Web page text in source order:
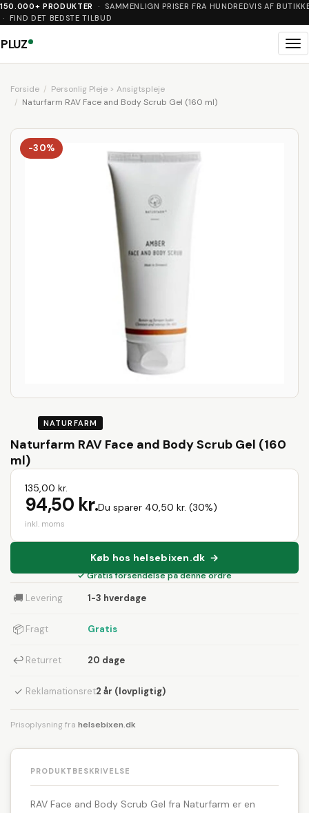
150.000+ PRODUKTER
· SAMMENLIGN PRISER FRA HUNDREDVIS AF
· FIND DET BEDSTE TILBUD
PLUZ
Forside
Personlig Pleje > Ansigtspleje
Naturfarm RAV Face and Body Scrub Gel (160 ml)
-30%
NATURFARM
Naturfarm RAV Face and Body Scrub Gel (160
ml)
135,00 kr.
94,50 kr.Du sparer 40,50 kr. (30%)
inkl. moms
Køb hos helsebixen.dk →
✓ Gratis forsendelse på denne ordre
🚚 Levering 1-3 hverdage
📦 Fragt Gratis
↩ Returret 20 dage
✓ Reklamationsret2 år (lovpligtig)
Prisoplysning fra helsebixen.dk
PRODUKTBESKRIVELSE
RAV Face and Body Scrub Gel fra Naturfarm er en